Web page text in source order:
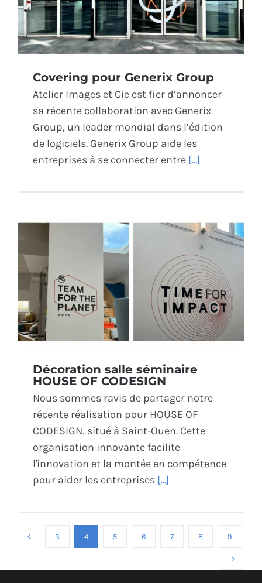
Covering pour Generix Group
Atelier Images et Cie est fier d’annoncer
sa récente collaboration avec Generix
Group, un leader mondial dans l’édition
de logiciels. Generix Group aide les
entreprises à se connecter entre [...]
Décoration salle séminaire
HOUSE OF CODESIGN
Nous sommes ravis de partager notre
récente réalisation pour HOUSE OF
CODESIGN, situé à Saint-Ouen. Cette
organisation innovante facilite
l'innovation et la montée en compétence
pour aider les entreprises [...]
3 4 5 6 7 8 9